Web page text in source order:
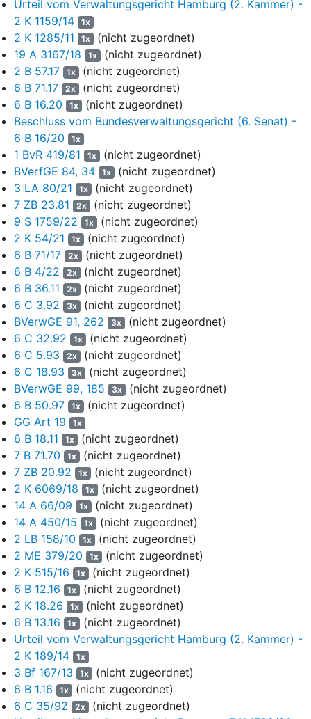
ZR III, ÖR II und StrR I durch den Erst- und Zweitvotanten.
11
Die Beklagte übersandte den Prüfern die jeweiligen
Einwendungen des Klägers zur Überdenkung. Die
betroffenen Votanten nahmen daraufhin ergänzend Stellung. Die
Votanten der Klausur StrR I hoben ihre Bewertung jeweils auf 5
Punkte an, die anderen Votanten hielten an ihren bisherigen
Bewertungen fest.
12
Mit Widerspruchsbescheid vom 13. Juli 2021, zugestellt am
20. Juli 2021, hob die Beklagte die Bewertung der
Aufsichtsarbeit StrR I auf 5 Punkte (ausreichend) an und wies
im Übrigen den Widerspruch des Klägers zurück. Zur
Begründung fasste sie die Stellungnahmen der Votanten
zusammen, die ihrer Auffassung nach keine Beurteilungsfehler
oder Begründungsdefizite enthielten. Nach der Notenanhebung
erreichte der Kläger einen Notendurchschnitt von 3,6875 P.,
aufgerundet von 3,69 P.
13
Mit seiner am 19. August 2021 bei Gericht eingegangenen
Klage verfolgt der Kläger sein Begehren weiter. Zunächst
hat er die Neubewertung der Aufsichtsarbeiten ZR I, ZR II, ZR III,
ÖR II und StrR I begehrt. In der Folgezeit hat er betont, die
Aufsichtsarbeit StrR I werde nicht mehr angegriffen, es habe
sich insoweit um ein Schreibversehen gehandelt. Er wende sich
jetzt aber auch gegen die Bewertung der Klausur ZHG. Er sei
berechtigt, Rügen auch während des Klageverfahrens zu
erheben, da es keinen gesonderten, rechtsmittelfähigen
Bescheid hinsichtlich dieser Klausur gegeben habe.
14
Der Kläger rügt, der Prüfer DirAG a.D. A, die Prüferin VRi’in
LG a.D. B und der Prüfer VRiOVG a.D. C, sämtlich aus
dem aktiven Dienst ausgeschiedene Richter, hätten nicht mehr
als Prüfer eingesetzt werden dürfen. Aufgrund ihrer
Pensionierung sei die Prüferbestellung erloschen und es fehle an
einer von der Beklagten ausgesprochenen Verlängerung der
Prüferbestellung anlässlich der Pensionierung. Auch verlören
Richter nach dem Ausscheiden aus dem Dienst ihre Neutralität
und seien nicht mehr mit juristischen Fragen vertraut.
15
Darüber hinaus sei der Prüfer Rechtsanwalt D (Erstprüfer
ZR I) nicht mit dem Schwerpunkt der erbrechtlichen Klausur
besonders vertraut gewesen, d.h. fachlich nicht hinreichend
qualifiziert. Zudem sei er befangen, weil er auch die Klausur StrR
I korrigiert habe und daher die Möglichkeit bestehe, dass er die
kritisierten, mit mangelhaft bewerteten Leistungen des Klägers
im anderen Fach zu seinen Lasten würdige. Auch der Erstprüfer
der Klausuren ZHG und ZR II, Herr RiOLG a.D. Dr. E sei
Urteil vom Verwaltungsgericht Hamburg (2. Kammer) -
2 K 1159/14
1x
2 K 1285/11 1x (nicht zugeordnet)
19 A 3167/18
1x (nicht zugeordnet)
2 B 57.17
1x (nicht zugeordnet)
6 B 71.17
2x (nicht zugeordnet)
6 B 16.20
1x (nicht zugeordnet)
Beschluss vom Bundesverwaltungsgericht (6. Senat) -
6 B 16/20
1x
1 BvR 419/81 1x (nicht zugeordnet)
BVerfGE 84, 34
1x (nicht zugeordnet)
3 LA 80/21
1x (nicht zugeordnet)
7 ZB 23.81
2x (nicht zugeordnet)
9 S 1759/22
1x (nicht zugeordnet)
2 K 54/21
1x (nicht zugeordnet)
6 B 71/17
2x (nicht zugeordnet)
6 B 4/22
2x (nicht zugeordnet)
6 B 36.11
2x (nicht zugeordnet)
6 C 3.92
3x (nicht zugeordnet)
BVerwGE 91, 262
3x (nicht zugeordnet)
6 C 32.92
1x (nicht zugeordnet)
6 C 5.93
2x (nicht zugeordnet)
6 C 18.93
3x (nicht zugeordnet)
BVerwGE 99, 185
3x (nicht zugeordnet)
6 B 50.97
1x (nicht zugeordnet)
GG Art 19
1x
6 B 18.11 1x (nicht zugeordnet)
7 B 71.70
1x (nicht zugeordnet)
7 ZB 20.92
1x (nicht zugeordnet)
2 K 6069/18
1x (nicht zugeordnet)
14 A 66/09
1x (nicht zugeordnet)
14 A 450/15
1x (nicht zugeordnet)
2 LB 158/10
1x (nicht zugeordnet)
2 ME 379/20
1x (nicht zugeordnet)
2 K 515/16
1x (nicht zugeordnet)
6 B 12.16
1x (nicht zugeordnet)
2 K 18.26
1x (nicht zugeordnet)
6 B 13.16
1x (nicht zugeordnet)
Urteil vom Verwaltungsgericht Hamburg (2. Kammer) -
2 K 189/14
1x
3 Bf 167/13 1x (nicht zugeordnet)
6 B 1.16
1x (nicht zugeordnet)
6 C 35/92
2x (nicht zugeordnet)